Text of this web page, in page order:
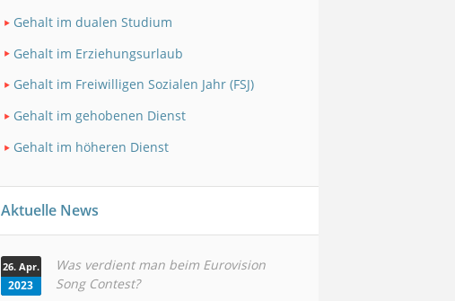
Gehalt im dualen Studium
Gehalt im Erziehungsurlaub
Gehalt im Freiwilligen Sozialen Jahr (FSJ)
Gehalt im gehobenen Dienst
Gehalt im höheren Dienst
Aktuelle News
26. Apr.
2023
Was verdient man beim Eurovision
Song Contest?